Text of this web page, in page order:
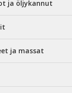
ja öljykannut
ja massat